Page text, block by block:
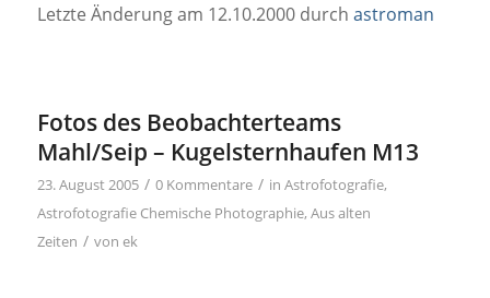
Letzte Änderung am 12.10.2000 durch astroman
Fotos des Beobachterteams
Mahl/Seip – Kugelsternhaufen M13
23. August 2005 / 0 Kommentare / in Astrofotografie,
Astrofotografie Chemische Photographie, Aus alten
Zeiten / von ek